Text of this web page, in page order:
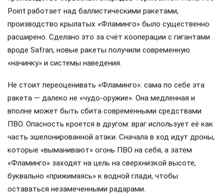
Point работает над баллистическими ракетами,
производство крылатых «Фламинго» было существенно
расширено. Сделано это за счёт кооперации с гигантами
вроде Safran, новые ракеты получили современную
«начинку» и системы наведения.
Не стоит переоценивать «Фламинго»: сама по себе эта
ракета — далеко не «чудо-оружие». Она медленная и
вполне может быть сбита современными средствами
ПВО. Опасность кроется в другом: враг использует её как
часть эшелонированной атаки. Сначала в ход идут дроны,
которые «выманивают» огонь ПВО на себя, а затем
«Фламинго» заходят на цель на сверхнизкой высоте,
буквально «прижимаясь» к водной глади, чтобы
оставаться незамеченными радарами.